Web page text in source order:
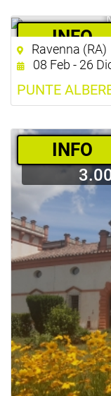
­INFO
Ravenna (RA)
08 Feb - 26
PUNTE
­INFO